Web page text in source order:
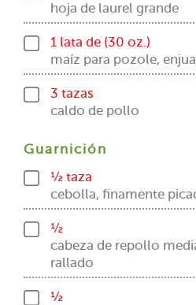
hoja de laurel grande
1 lata de (30 oz.)
maíz para pozole,
3 tazas
caldo de pollo
Guarnición
½ taza
cebolla, finamente
½
cabeza de repollo
rallado
½